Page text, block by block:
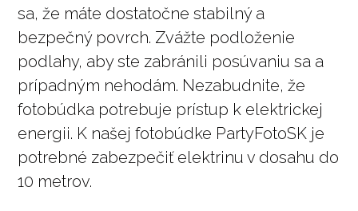
sa, že máte dostatočne stabilný a
bezpečný povrch. Zvážte podloženie
podlahy, aby ste zabránili posúvaniu sa a
prípadným nehodám. Nezabudnite, že
fotobúdka potrebuje prístup k elektrickej
energii. K našej fotobúdke PartyFotoSK je
potrebné zabezpečiť elektrinu v dosahu do
10 metrov.